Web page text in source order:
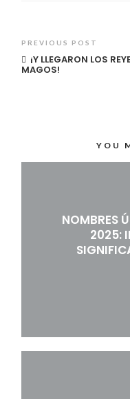
PREVIOUS POST
¡Y LLEGARON LOS
MAGOS!
YOU
NOMBRES
2025: